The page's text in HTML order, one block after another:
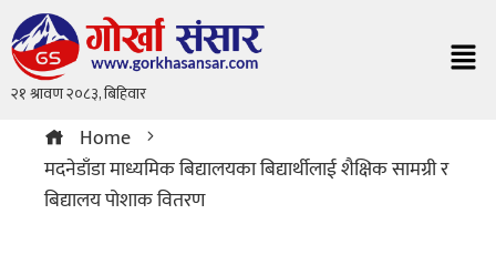
Home
मदनेडाँडा माध्यमिक बिद्यालयका बिद्यार्थीलाई शैक्षिक सामग्री र
बिद्यालय पोशाक वितरण